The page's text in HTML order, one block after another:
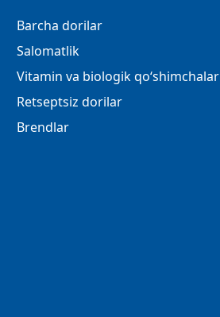
Barcha dorilar
Salomatlik
Vitamin va biologik qo‘shimchalar
Retseptsiz dorilar
Brendlar